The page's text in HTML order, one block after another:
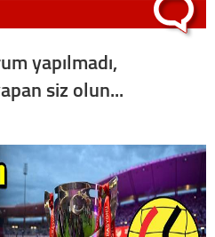
yapılmadı,
siz olun...